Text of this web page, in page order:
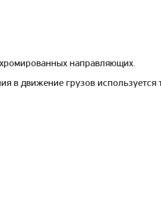
направляющих.
в движение грузов используется